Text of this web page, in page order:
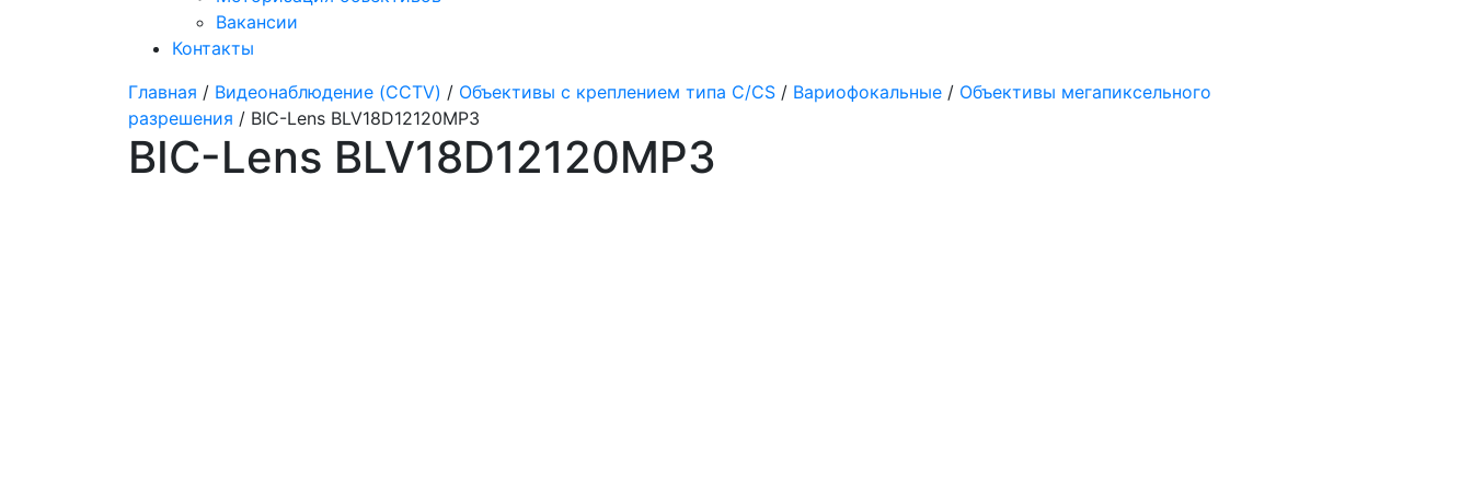
Вакансии
Контакты
Главная / Видеонаблюдение (CCTV) / Объективы с креплением типа C/CS / Вариофокальные / Объективы мегапиксельного
разрешения / BIC-Lens BLV18D12120MP3
BIC-Lens BLV18D12120MP3